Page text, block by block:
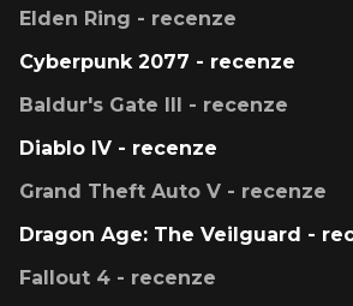
Elden Ring - recenze
Cyberpunk 2077 - recenze
Baldur's Gate III - recenze
Diablo IV - recenze
Grand Theft Auto V - recenze
Dragon Age: The Veilguard -
Fallout 4 - recenze